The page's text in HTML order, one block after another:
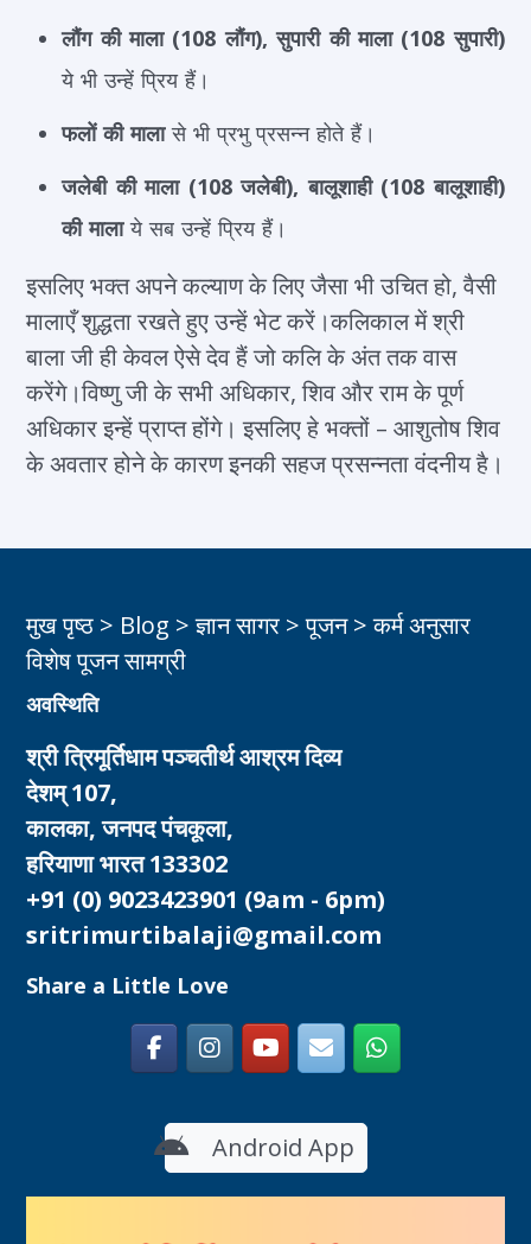
लौंग की माला (108 लौंग), सुपारी की माला (108 सुपारी)
ये भी उन्हें प्रिय हैं।
फलों की मालासे भी प्रभु प्रसन्न होते हैं।
जलेबी की माला (108 जलेबी), बालूशाही (108 बालूशाही)
की मालाये सब उन्हें प्रिय हैं।
इसलिए भक्त अपने कल्याण के लिए जैसा भी उचित हो, वैसी
मालाएँ शुद्धता रखते हुए उन्हें भेट करें।कलिकाल में श्री
बाला जी ही केवल ऐसे देव हैं जो कलि के अंत तक वास
करेंगे।विष्णु जी के सभी अधिकार, शिव और राम के पूर्ण
अधिकार इन्हें प्राप्त होंगे। इसलिए हे भक्तों – आशुतोष शिव
के अवतार होने के कारण इनकी सहज प्रसन्नता वंदनीय है।
मुख पृष्ठ > Blog >ज्ञान सागर >पूजन>कर्म अनुसार
विशेष पूजन सामग्री
अवस्थिति
श्री त्रिमूर्तिधाम पञ्चतीर्थ आश्रम दिव्य
देशम् 107,
कालका, जनपद पंचकूला,
हरियाणा भारत 133302
+91 (0) 9023423901 (9am - 6pm)
sritrimurtibalaji@gmail.com
Share a Little Love
Android App